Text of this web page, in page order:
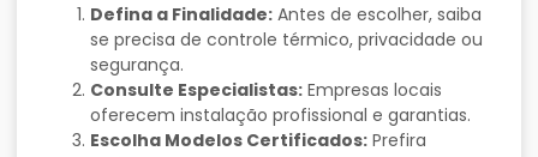
Defina a Finalidade: Antes de escolher, saiba
se precisa de controle térmico, privacidade ou
segurança.
Consulte Especialistas: Empresas locais
oferecem instalação profissional e garantias.
Escolha Modelos Certificados: Prefira